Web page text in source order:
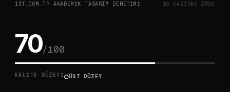
1ST.COM.TR AKADEMIK TASARIM DENETIMI 16 HAZIRAN 2026
70/100
KALITE DÜZEYI○ÜST DÜZEY